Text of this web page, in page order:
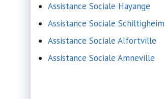
Assistance Sociale Hayange
Assistance Sociale Schiltigheim
Assistance Sociale Alfortville
Assistance Sociale Amneville